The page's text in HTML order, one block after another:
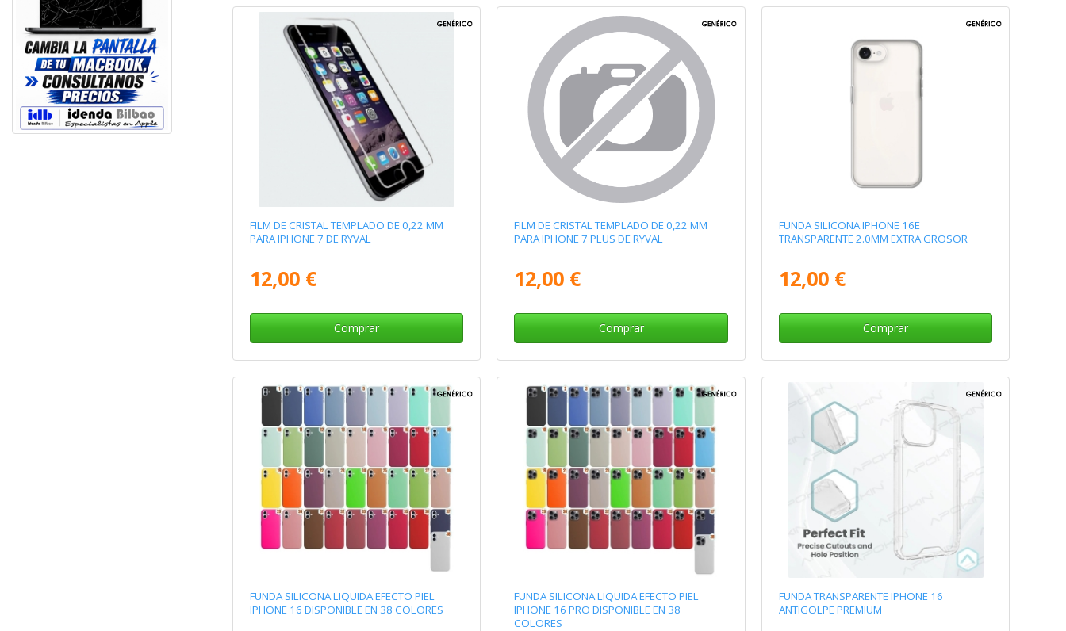
FILM DE CRISTAL TEMPLADO DE 0,22 MM
PARA IPHONE 7 DE RYVAL
12,00 €
Comprar
FILM DE CRISTAL TEMPLADO DE 0,22 MM
PARA IPHONE 7 PLUS DE RYVAL
12,00 €
Comprar
FUNDA SILICONA IPHONE 16E
TRANSPARENTE 2.0MM EXTRA GROSOR
12,00 €
Comprar
FUNDA SILICONA LIQUIDA EFECTO PIEL
IPHONE 16 DISPONIBLE EN 38 COLORES
FUNDA SILICONA LIQUIDA EFECTO PIEL
IPHONE 16 PRO DISPONIBLE EN 38
COLORES
FUNDA TRANSPARENTE IPHONE 16
ANTIGOLPE PREMIUM